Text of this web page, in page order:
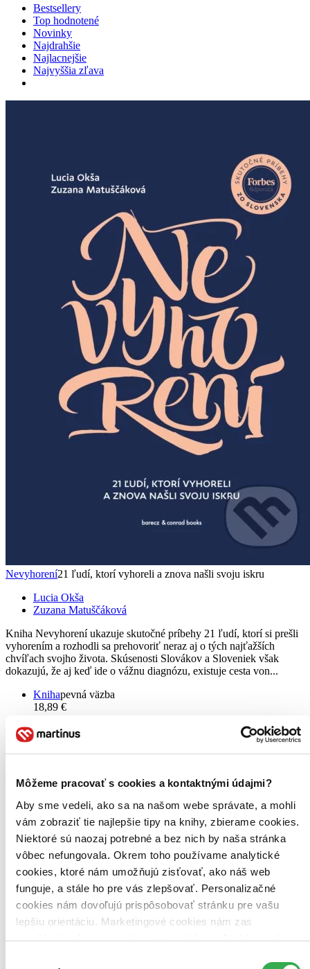
Môžeme pracovať s cookies a kontaktnými údajmi?
Aby sme vedeli, ako sa na našom webe správate, a mohli
vám zobraziť tie najlepšie tipy na knihy, zbierame cookies.
Niektoré sú naozaj potrebné a bez nich by naša stránka
vôbec nefungovala. Okrem toho používame analytické
cookies, ktoré nám umožňujú zisťovať, ako náš web
funguje, a stále ho pre vás zlepšovať. Personalizačné
cookies nám dovoľujú prispôsobovať stránku pre vašu
lepšiu orientáciu. Marketingové cookies nám zas
umožňujú zobrazenie relevantnej reklamy. Niektoré údaje
Bestsellery
Top hodnotené
Novinky
Najdrahšie
Najlacnejšie
Najvyššia zľava
Nevyhorení21 ľudí, ktorí vyhoreli a znova našli svoju iskru
Lucia Okša
Zuzana Matuščáková
Kniha Nevyhorení ukazuje skutočné príbehy 21 ľudí, ktorí si prešli
vyhorením a rozhodli sa prehovoriť neraz aj o tých najťažších
chvíľach svojho života. Skúsenosti Slovákov a Sloveniek však
dokazujú, že aj keď ide o vážnu diagnózu, existuje cesta von...
Knihapevná väzba
18,89 €
Táto kniha sa môže na cestu ku vám vybrať prakticky
okamžite! Ak si ju objednáte do 13:00 v pracovný deň,
odošleme vám ju ešte dnes, inak najneskôr nasledujúci
Pridať do zoznamu
Čítaná
mierne opotrebovaná
Túto knihu sme vykúpili cez
Knihovrátok
a je mierne
opotrebovaná.Na tejto knihe už síce poznať, že ju niekto
čítal, môže jej chýbať prebal, nie je však poškodená tak, aby
to akokoľvek znižovalo zážitok z jej obsahu. Knihu sme
označili nálepkou, ktorá môže na niektorých obaloch
zanechať stopy.
10,19 €
Na sklade